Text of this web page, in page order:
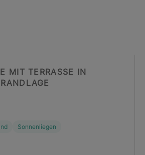
MIT TERRASSE IN
Sonnenliegen